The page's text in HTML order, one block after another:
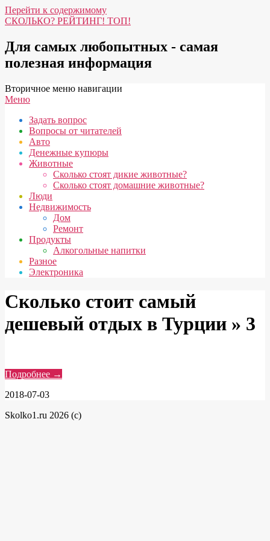
Перейти к содержимому
СКОЛЬКО? РЕЙТИНГ! ТОП!
Для самых любопытных - самая
полезная информация
Вторичное меню навигации
Меню
Задать вопрос
Вопросы от читателей
Авто
Денежные купюры
Животные
Сколько стоят дикие животные?
Сколько стоят домашние животные?
Люди
Недвижимость
Дом
Ремонт
Продукты
Алкогольные напитки
Разное
Электроника
Сколько стоит самый
дешевый отдых в Турции » 3
Подробнее →
2018-07-03
Skolko1.ru 2026 (c)